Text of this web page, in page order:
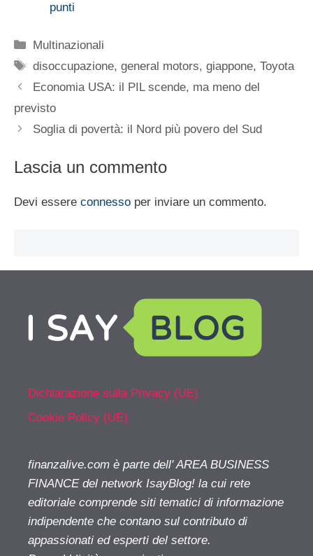
punti
Categorie
Multinazionali
Tag
disoccupazione,general motors,giappone,Toyota
Economia USA: il PIL scende, ma meno del
previsto
Soglia di povertà: il Nord più povero del Sud
Lascia un commento
Devi essere connesso per inviare un commento.
Dichiarazione sulla Privacy (UE)
Cookie Policy (UE)
finanzalive.com è parte dell' AREA BUSINESS
FINANCE del network IsayBlog! la cui rete
editoriale comprende siti tematici di informazione
indipendente che contano sul contributo di
appassionati ed esperti del settore.